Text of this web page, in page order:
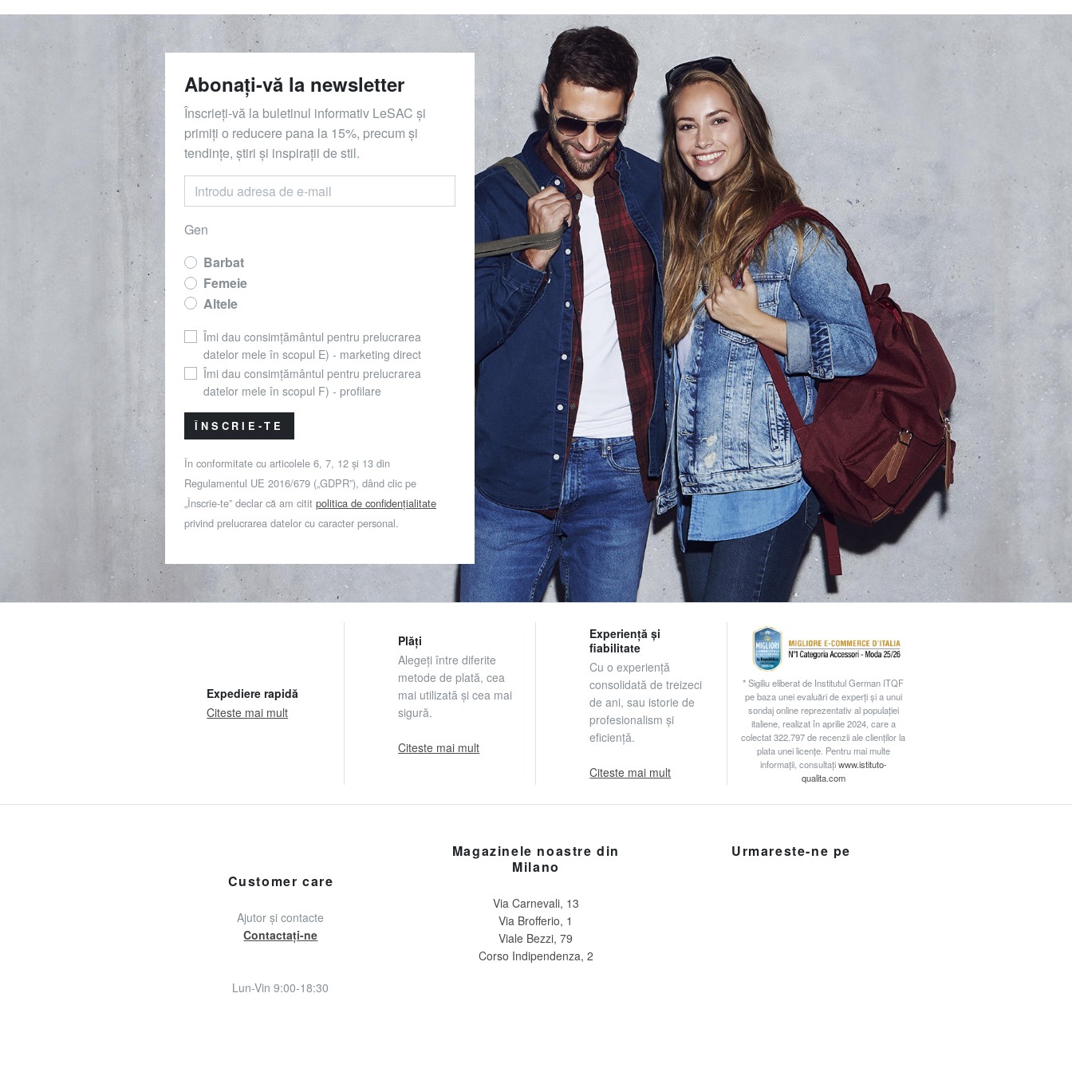
Abonați-vă la newsletter
Înscrieți-vă la buletinul informativ LeSAC și
primiți o reducere pana la 15%, precum și
tendințe, știri și inspirații de stil.
Gen
Barbat
Femeie
Altele
Îmi dau consimțământul pentru prelucrarea
datelor mele în scopul E) - marketing direct
Îmi dau consimțământul pentru prelucrarea
datelor mele în scopul F) - profilare
ÎNSCRIE-TE
În conformitate cu articolele 6, 7, 12 și 13 din
Regulamentul UE 2016/679 („GDPR”), dând clic pe
„Înscrie-te” declar că am citit politica de confidențialitate
privind prelucrarea datelor cu caracter personal.
Expediere rapidă
Citeste mai mult
Plăți
Alegeți între diferite
metode de plată, cea
mai utilizată și cea mai
sigură.
Citeste mai mult
Experiență și
fiabilitate
Cu o experiență
consolidată de treizeci
de ani, sau istorie de
profesionalism și
eficiență.
Citeste mai mult
* Sigiliu eliberat de Institutul German ITQF
pe baza unei evaluări de experți și a unui
sondaj online reprezentativ al populației
italiene, realizat în aprilie 2024, care a
colectat 322.797 de recenzii ale clienților la
plata unei licențe. Pentru mai multe
informații, consultațiwww.istituto-
qualita.com
Customer care
Ajutor și contacte
Contactați-ne
Lun-Vin 9:00-18:30
Magazinele noastre din
Milano
Via Carnevali, 13
Via Brofferio, 1
Viale Bezzi, 79
Corso Indipendenza, 2
Urmareste-ne pe